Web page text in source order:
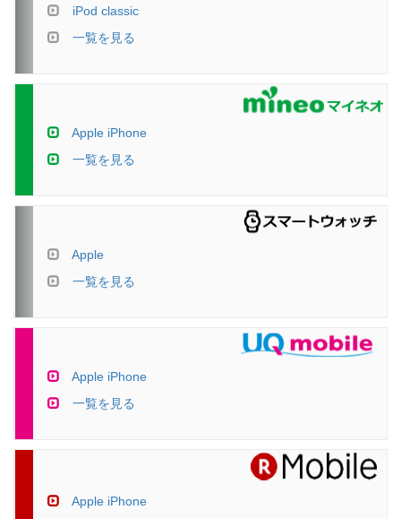
iPod classic
一覧を見る
Apple iPhone
一覧を見る
Apple
一覧を見る
Apple iPhone
一覧を見る
Apple iPhone